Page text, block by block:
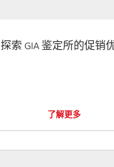
探索 GIA 鉴定所的促销
了解更多